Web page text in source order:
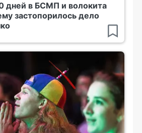
дней в БСМП и волокита
застопорилось дело